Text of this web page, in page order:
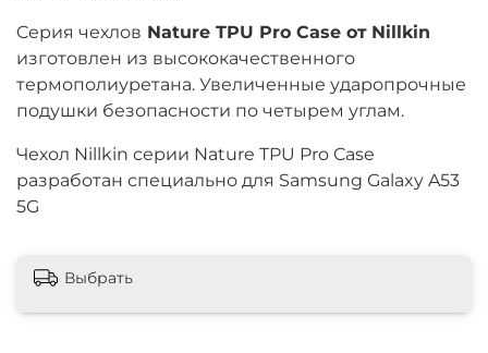
Cерия чехлов Nature TPU Pro Case от Nillkin
изготовлен из высококачественного
термополиуретана. Увеличенные ударопрочные
подушки безопасности по четырем углам.
Чехол Nillkin серии Nature TPU Pro Case
разработан специально для Samsung Galaxy A53
5G
Выбрать